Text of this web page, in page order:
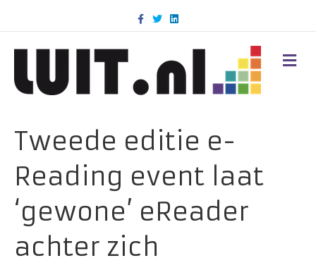
c
k
T
w
i
n
d
M
E
Tweede editie e-
Reading event laat
‘gewone’ eReader
achter zich